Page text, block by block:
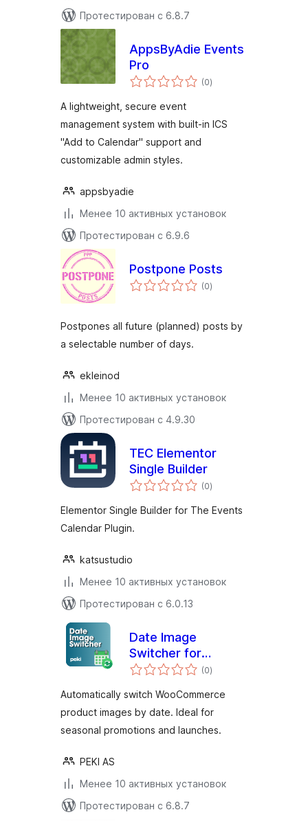
Протестирован с 6.8.7
AppsByAdie Events
Pro
(0общий
рейтинг
)
A lightweight, secure event
management system with built-in ICS
"Add to Calendar" support and
customizable admin styles.
appsbyadie
Менее 10 активных установок
Протестирован с 6.9.6
Postpone Posts
(0общий
рейтинг
)
Postpones all future (planned) posts by
a selectable number of days.
ekleinod
Менее 10 активных установок
Протестирован с 4.9.30
TEC Elementor
Single Builder
(0общий
рейтинг
)
Elementor Single Builder for The Events
Calendar Plugin.
katsustudio
Менее 10 активных установок
Протестирован с 6.0.13
Date Image
Switcher for
WooCommerce
(0общий
рейтинг
)
Automatically switch WooCommerce
product images by date. Ideal for
seasonal promotions and launches.
PEKI AS
Менее 10 активных установок
Протестирован с 6.8.7